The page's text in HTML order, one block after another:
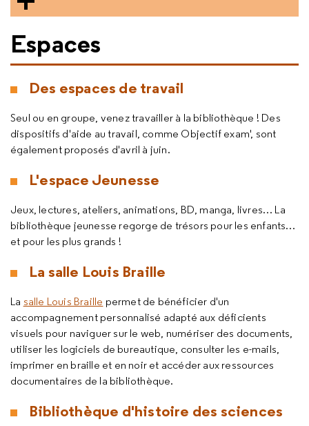
Espaces
Des espaces de travail
Seul ou en groupe, venez travailler à la bibliothèque ! Des
dispositifs d'aide au travail, comme Objectif exam', sont
également proposés d'avril à juin.
L'espace Jeunesse
Jeux, lectures, ateliers, animations, BD, manga, livres… La
bibliothèque jeunesse regorge de trésors pour les enfants…
et pour les plus grands !
La salle Louis Braille
La salle Louis Braille permet de bénéficier d'un
accompagnement personnalisé adapté aux déficients
visuels pour naviguer sur le web, numériser des documents,
utiliser les logiciels de bureautique, consulter les e-mails,
imprimer en braille et en noir et accéder aux ressources
documentaires de la bibliothèque.
Bibliothèque d'histoire des sciences